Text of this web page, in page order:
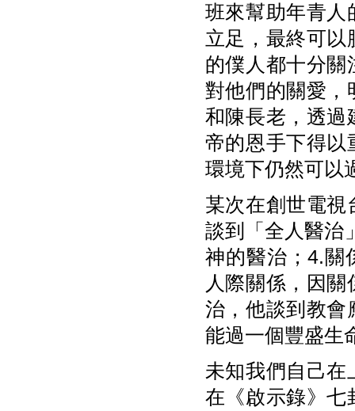
班來幫助年青人
立足，最終可以
的僕人都十分關
對他們的關愛，
和陳長老，透過
帝的恩手下得以
環境下仍然可以
某次在創世電視
談到「全人醫治
神的醫治；4.關
人際關係，因
治，他談到教會
能過一個豐盛生
未知我們自己在
在《啟示錄》七